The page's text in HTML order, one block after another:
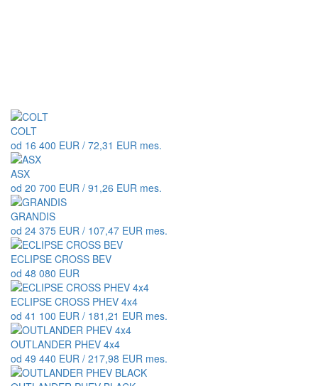
COLT
od 16 400 EUR / 72,31 EUR mes.
ASX
od 20 700 EUR / 91,26 EUR mes.
GRANDIS
od 24 375 EUR / 107,47 EUR mes.
ECLIPSE CROSS BEV
od 48 080 EUR
ECLIPSE CROSS PHEV 4x4
od 41 100 EUR / 181,21 EUR mes.
OUTLANDER PHEV 4x4
od 49 440 EUR / 217,98 EUR mes.